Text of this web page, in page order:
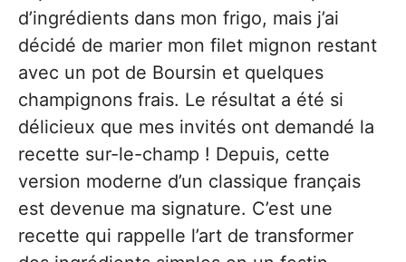
d’ingrédients dans mon frigo, mais j’ai
décidé de marier mon filet mignon restant
avec un pot de Boursin et quelques
champignons frais. Le résultat a été si
délicieux que mes invités ont demandé la
recette sur-le-champ ! Depuis, cette
version moderne d’un classique français
est devenue ma signature. C’est une
recette qui rappelle l’art de transformer